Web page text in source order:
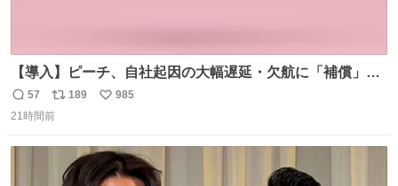
【導入】ピーチ、自社起因の大幅遅延・欠航に「補償」開
始へ news.livedoor.com/article/detail… 同社に起因する理
由によって大幅遅延や欠航が発生した場合、乗客が負担し
は1人あたり上限1万円、国際線は上限2万円まで支払う。
返
信
57
リ
ポ
数
189
い
数
985
21時間前